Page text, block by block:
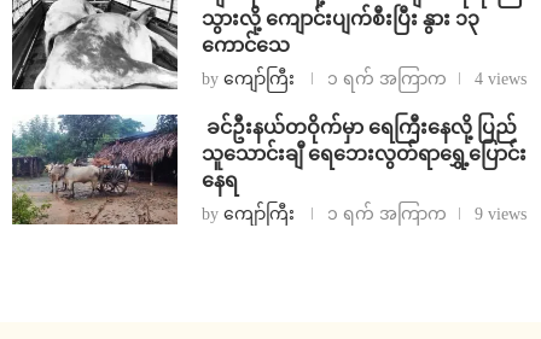
သွားလို့ ကျောင်းပျက်စီးပြီး နွား ၁၃
ကောင်သေ
by ကျော်ကြီး ၁ ရက် အကြာက 4 views
⁩ ⁨ခင်ဦးနယ်တဝိုက်မှာ ရေကြီးနေလို့ ပြည်
သူသောင်းချီ ရေဘေးလွတ်ရာရွှေ့ပြောင်း
နေရ
by ကျော်ကြီး ၁ ရက် အကြာက 9 views